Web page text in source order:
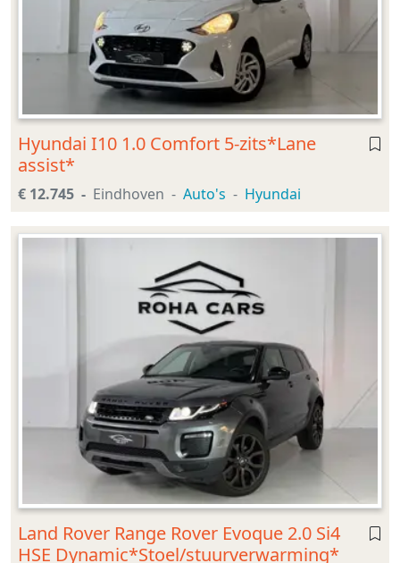
Hyundai I10 1.0 Comfort 5-zits*Lane
assist*
€ 12.745 Eindhoven Auto's Hyundai
Land Rover Range Rover Evoque 2.0 Si4
HSE Dynamic*Stoel/stuurverwarming*